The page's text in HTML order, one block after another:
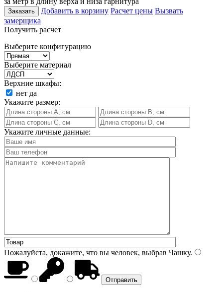
Заказать Добавить в корзину Расчет цены Вызвать
замерщика
Получить расчет
Выберите конфигурацию
Выберите материал
Верхние шкафы:
нет да
Укажите размер:
Укажите личные данные:
Пожалуйста, докажите, что вы человек, выбрав Чашку.